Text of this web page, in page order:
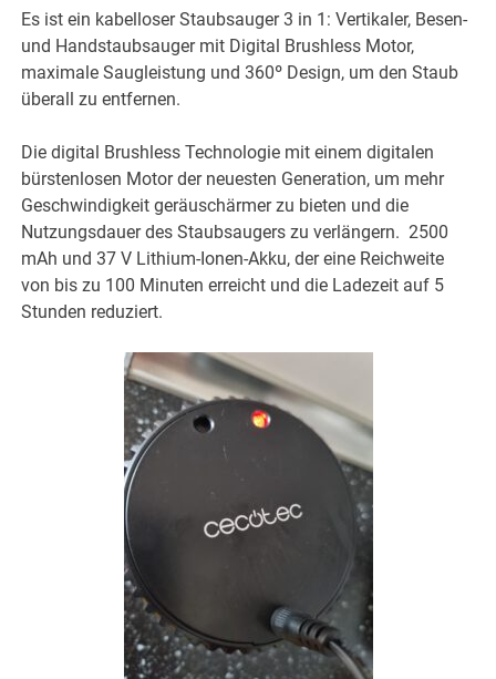
Es ist ein kabelloser Staubsauger 3 in 1: Vertikaler, Besen-
und Handstaubsauger mit Digital Brushless Motor,
maximale Saugleistung und 360º Design, um den Staub
überall zu entfernen.
Die digital Brushless Technologie mit einem digitalen
bürstenlosen Motor der neuesten Generation, um mehr
Geschwindigkeit geräuschärmer zu bieten und die
Nutzungsdauer des Staubsaugers zu verlängern. 2500
mAh und 37 V Lithium-Ionen-Akku, der eine Reichweite
von bis zu 100 Minuten erreicht und die Ladezeit auf 5
Stunden reduziert.